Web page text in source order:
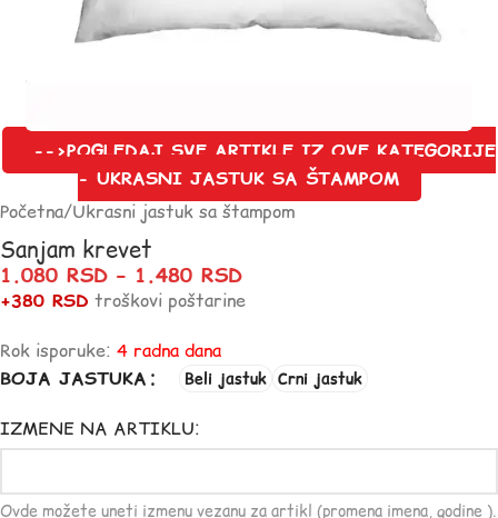
-->POGLEDAJ SVE ARTIKLE IZ OVE KATEGORIJE
- UKRASNI JASTUK SA ŠTAMPOM
Početna/Ukrasni jastuk sa štampom
Sanjam krevet
1.080 RSD – 1.480 RSD
+380 RSD troškovi poštarine
Rok isporuke: 4 radna dana
BOJA JASTUKA
Beli jastuk Crni jastuk
IZMENE NA ARTIKLU:
Ovde možete uneti izmenu vezanu za artikl (promena imena, godine ).